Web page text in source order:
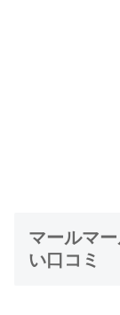
マールマ
い口コミ